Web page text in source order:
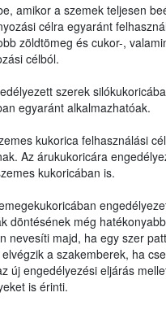
amikor a szemek teljesen
célra egyaránt
zöldtömeg és cukor-,
célból.
szerek
egyaránt alkalmazhatóak.
kukorica felhasználási
Az árukukoricára
kukoricában is.
döntésének még
nevesíti majd, ha egy szer
a szakemberek, ha
új engedélyezési eljárás
is érinti.